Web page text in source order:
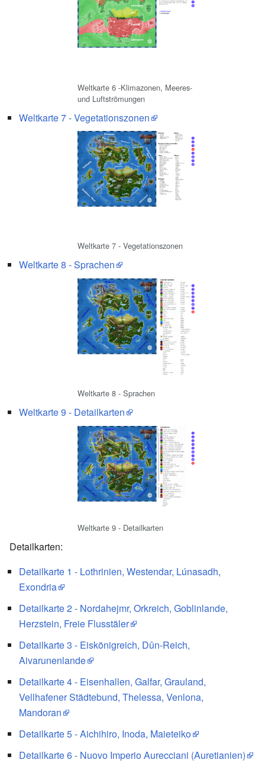
Weltkarte 6 -Klimazonen, Meeres-
und Luftströmungen
Weltkarte 7 - Vegetationszonen
Weltkarte 7 - Vegetationszonen
Weltkarte 8 - Sprachen
Weltkarte 8 - Sprachen
Weltkarte 9 - Detailkarten
Weltkarte 9 - Detailkarten
Detailkarten:
Detailkarte 1 - Lothrinien, Westendar, Lúnasadh,
Exondria
Detailkarte 2 - Nordahejmr, Orkreich, Goblinlande,
Herzstein, Freie Flusstäler
Detailkarte 3 - Eiskönigreich, Dûn-Reich,
Aivarunenlande
Detailkarte 4 - Eisenhallen, Galfar, Grauland,
Vellhafener Städtebund, Thelessa, Venlona,
Mandoran
Detailkarte 5 - Aichihiro, Inoda, Maieteiko
Detailkarte 6 - Nuovo Imperio Aurecciani (Auretianien)